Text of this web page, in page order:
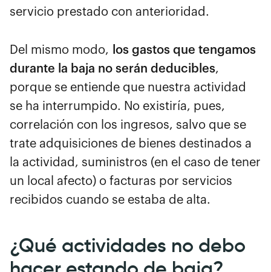
servicio prestado con anterioridad.
Del mismo modo,
los gastos que tengamos
durante la baja no serán deducibles,
porque se entiende que nuestra actividad
se ha interrumpido. No existiría, pues,
correlación con los ingresos, salvo que se
trate adquisiciones de bienes destinados a
la actividad, suministros (en el caso de tener
un local afecto) o facturas por servicios
recibidos cuando se estaba de alta.
¿Qué actividades no debo